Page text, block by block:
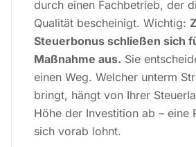
durch einen Fachbetrieb, der
Qualität bescheinigt. Wichtig:
Steuerbonus schließen sich
Maßnahme aus. Sie
einen Weg. Welcher unterm
bringt, hängt von Ihrer
Höhe der Investition ab – eine
sich vorab lohnt.